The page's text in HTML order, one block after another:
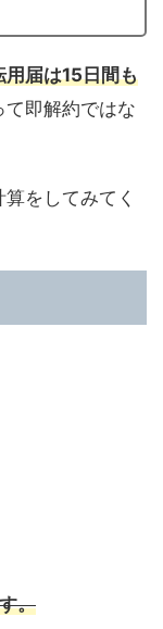
用届は15日間も
即解約ではな
をしてみてく
。